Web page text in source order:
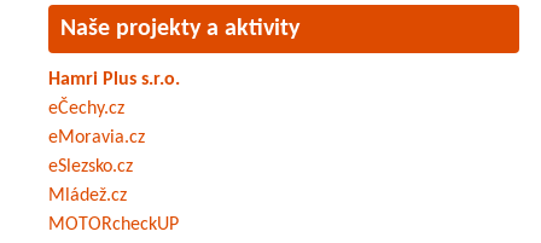
Naše projekty a aktivity
Hamri Plus s.r.o.
eČechy.cz
eMoravia.cz
eSlezsko.cz
Mládež.cz
MOTORcheckUP